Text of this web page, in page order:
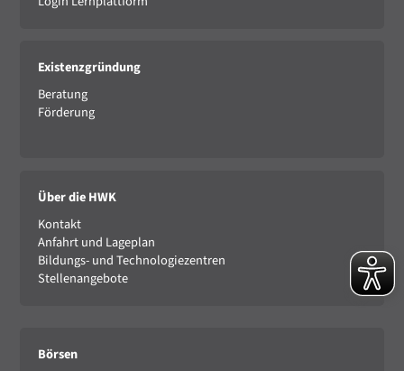
Existenzgründung
Beratung
Förderung
Über die HWK
Kontakt
Anfahrt und Lageplan
Bildungs- und Technologiezentren
Stellenangebote
Börsen